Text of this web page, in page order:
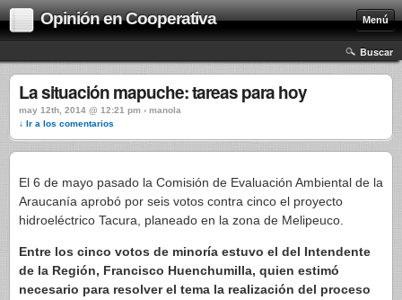
Opinión en Cooperativa Menú
Buscar
La situación mapuche: tareas para hoy
may 12th, 2014 @ 12:21 pm › manola
↓ Ir a los comentarios
El 6 de mayo pasado la Comisión de Evaluación Ambiental de la
Araucanía aprobó por seis votos contra cinco el proyecto
hidroeléctrico Tacura, planeado en la zona de Melipeuco.
Entre los cinco votos de minoría estuvo el del Intendente
de la Región, Francisco Huenchumilla, quien estimó
necesario para resolver el tema la realización del proceso